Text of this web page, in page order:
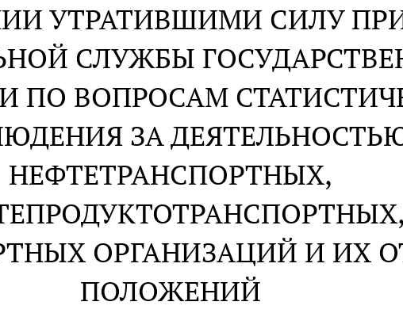
УТРАТИВШИМИ СИЛУ
СЛУЖБЫ
ПО ВОПРОСАМ
ЗА
НЕФТЕТРАНСПОРТНЫХ,
ОРГАНИЗАЦИЙ И ИХ
ПОЛОЖЕНИЙ